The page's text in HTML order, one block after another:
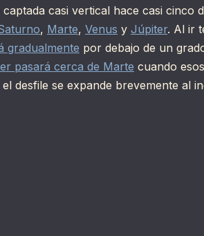
casi vertical hace casi cinco
, Marte, Venus y Júpiter. Al ir
gradualmente por debajo de un
pasará cerca de Marte cuando
desfile se expande brevemente al